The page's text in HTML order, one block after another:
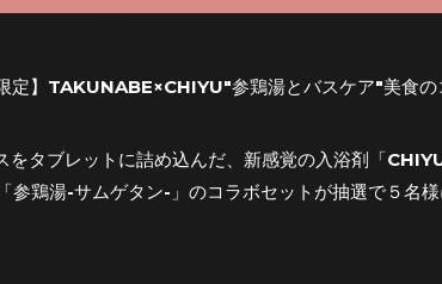
TAKUNABE×CHIYU"参鶏湯とバスケア"美食の
タブレットに詰め込んだ、新感覚の入浴剤「
鶏湯-サムゲタン-」のコラボセットが抽選で５名様